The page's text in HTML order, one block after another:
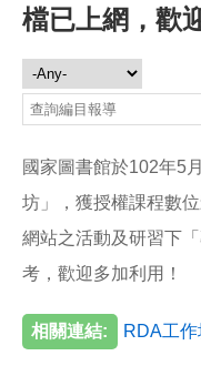
檔已上網，歡
編目報導
國家圖書館於102年5
坊」，獲授權課程數
網站之活動及研習下
考，歡迎多加利用！
相關連結: RDA工作